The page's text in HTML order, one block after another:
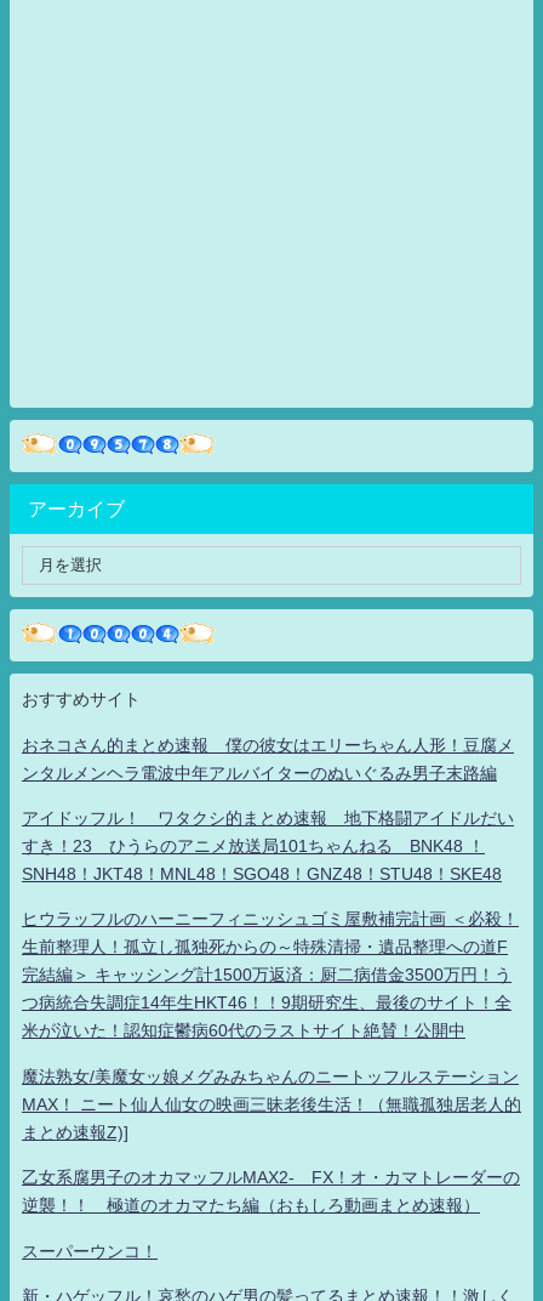
アーカイブ
おすすめサイト
おネコさん的まとめ速報 僕の彼女はエリーちゃん人形！豆腐メ
ンタルメンヘラ電波中年アルバイターのぬいぐるみ男子末路編
アイドッフル！ ワタクシ的まとめ速報 地下格闘アイドルだい
すき！23 ひうらのアニメ放送局101ちゃんねる BNK48 ！
SNH48！JKT48！MNL48！SGO48！GNZ48！STU48！SKE48
ヒウラッフルのハーニーフィニッシュゴミ屋敷補完計画 ＜必殺！
生前整理人！孤立し孤独死からの～特殊清掃・遺品整理への道F
完結編＞ キャッシング計1500万返済：厨二病借金3500万円！う
つ病統合失調症14年生HKT46！！9期研究生、最後のサイト！全
米が泣いた！認知症鬱病60代のラストサイト絶賛！公開中
魔法熟女/美魔女ッ娘メグみみちゃんのニートッフルステーション
MAX！ ニート仙人仙女の映画三昧老後生活！（無職孤独居老人的
まとめ速報Z)]
乙女系腐男子のオカマッフルMAX2- FX！オ・カマトレーダーの
逆襲！！ 極道のオカマたち編（おもしろ動画まとめ速報）
スーパーウンコ！
新・ハゲッフル！哀愁のハゲ男の髪ってるまとめ速報！！激しく